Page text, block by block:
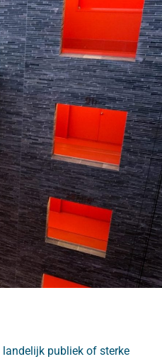
landelijk publiek of sterke